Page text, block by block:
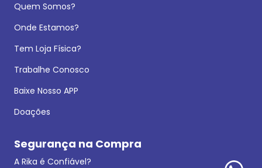
Quem Somos?
Onde Estamos?
Tem Loja Física?
Trabalhe Conosco
Baixe Nosso APP
Doações
Segurança na Compra
A Rika é Confiável?